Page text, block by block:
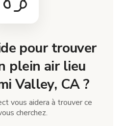
pour trouver
plein air lieu
Valley, CA ?
vous aidera à trouver ce
cherchez.